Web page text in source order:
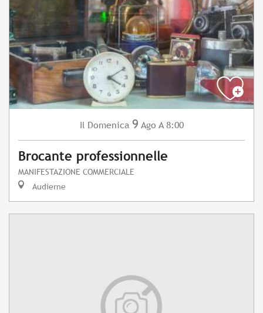
Il Domenica 9 Ago A 8:00
Brocante professionnelle
MANIFESTAZIONE COMMERCIALE
Audierne